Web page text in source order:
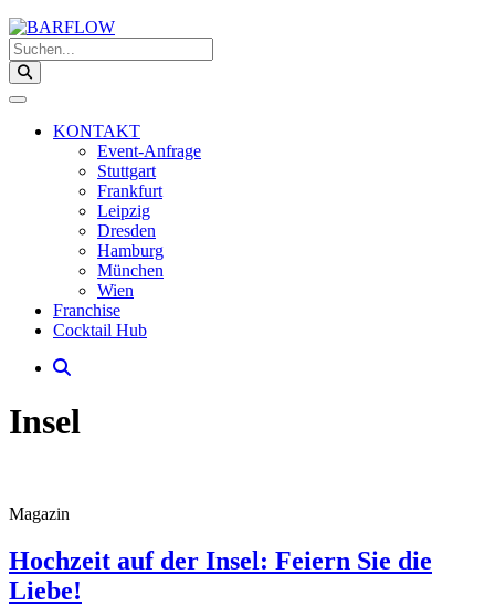
Suchen...
KONTAKT
Event-Anfrage
Stuttgart
Frankfurt
Leipzig
Dresden
Hamburg
München
Wien
Franchise
Cocktail Hub
Insel
Magazin
Hochzeit auf der Insel: Feiern Sie die
Liebe!